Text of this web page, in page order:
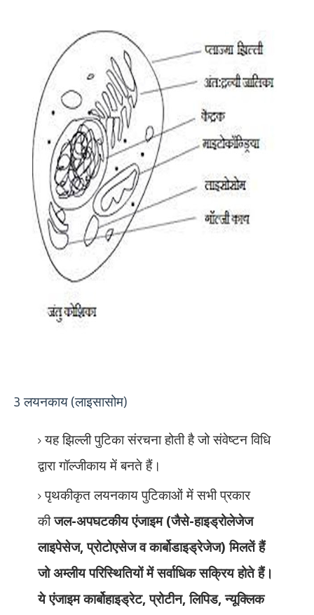
3 लयनकाय (लाइसासोम)
यह झिल्ली पुटिका संरचना होती है जो संवेष्टन विधि
द्वारा गॉल्जीकाय में बनते हैं।
पृथकीकृत लयनकाय पुटिकाओं में सभी प्रकार
कीजल-अपघटकीय एंजाइम (जैसे-हाइड्रोलेजेज
लाइपेसेज,प्रोटोएसेज व कार्बोडाइड्रेजेज) मिलतें हैं
जो अम्लीय परिस्थितियों में सर्वाधिक सक्रिय होते हैं।
ये एंजाइम कार्बोहाइड्रेट,प्रोटीन,लिपिड,न्यूक्लिक